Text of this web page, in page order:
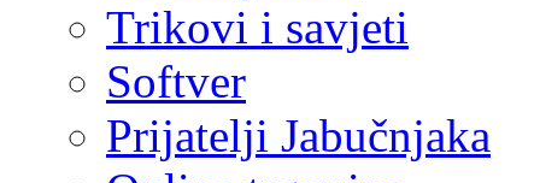
Trikovi i savjeti
Softver
Prijatelji Jabučnjaka